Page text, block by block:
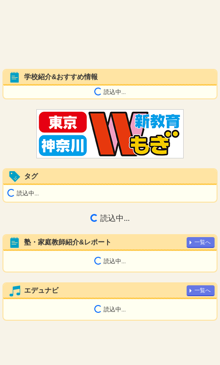
学校紹介&おすすめ情報
読込中...
タグ
読込中...
読込中...
塾・家庭教師紹介&レポート 一覧へ
読込中...
エデュナビ 一覧へ
読込中...